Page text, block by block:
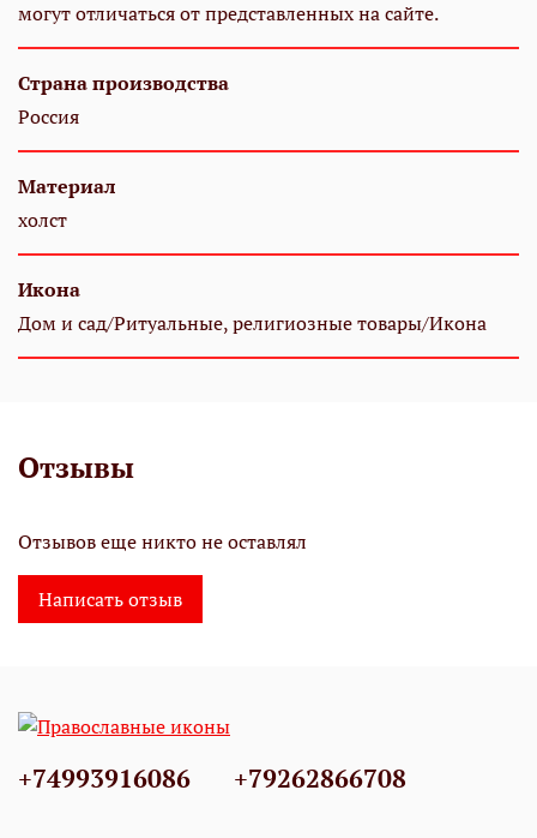
могут отличаться от представленных на сайте.
Страна производства
Россия
Материал
холст
Икона
Дом и сад/Ритуальные, религиозные товары/Икона
Отзывы
Отзывов еще никто не оставлял
Написать отзыв
+74993916086 +79262866708